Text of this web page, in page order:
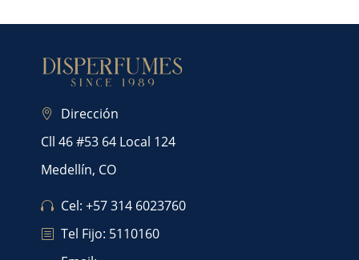
Dirección
Cll 46 #53 64 Local 124
Medellín, CO
Cel: +57 314 6023760
Tel Fijo: 5110160